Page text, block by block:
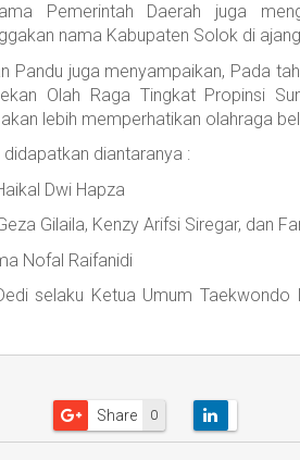
Pemerintah Daerah juga
nama Kabupaten Solok di
Pandu juga menyampaikan, Pada
Olah Raga Tingkat Propinsi
lebih memperhatikan olahraga
diantaranya :
Dwi Hapza
Gilaila, Kenzy Arifsi Siregar, dan
Nofal Raifanidi
selaku Ketua Umum
0
Share